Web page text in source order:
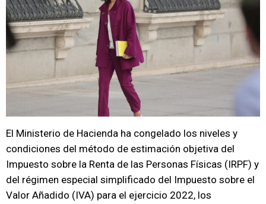
El Ministerio de Hacienda ha congelado los niveles y
condiciones del método de estimación objetiva del
Impuesto sobre la Renta de las Personas Físicas (IRPF) y
del régimen especial simplificado del Impuesto sobre el
Valor Añadido (IVA) para el ejercicio 2022, los